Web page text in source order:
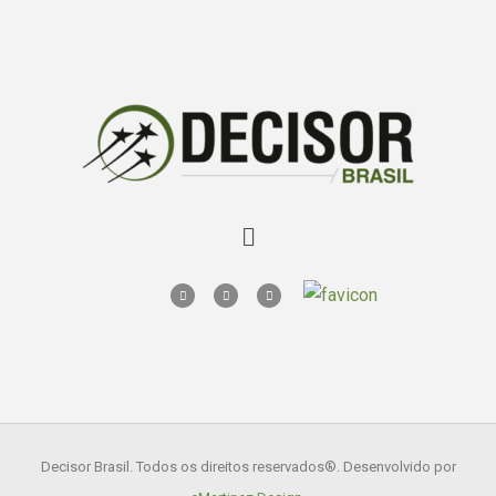
Decisor Brasil. Todos os direitos reservados®. Desenvolvido por